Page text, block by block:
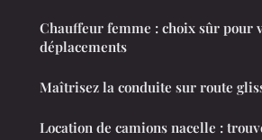
Chauffeur femme : choix sûr pour
déplacements
Maîtrisez la conduite sur route
Location de camions nacelle :